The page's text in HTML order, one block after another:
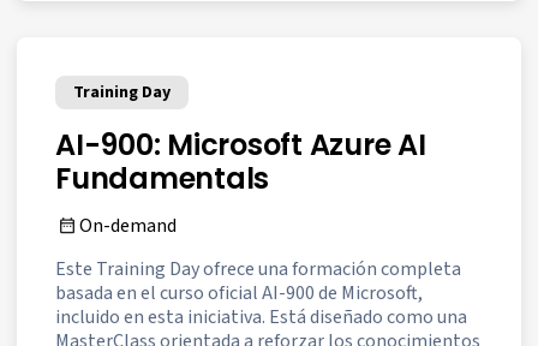
Training Day
AI-900: Microsoft Azure AI
Fundamentals
On-demand
Este Training Day ofrece una formación completa
basada en el curso oficial AI-900 de Microsoft,
incluido en esta iniciativa. Está diseñado como una